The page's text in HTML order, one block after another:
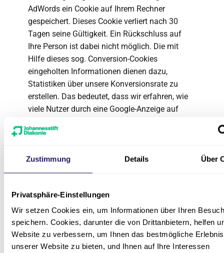
Zustimmung Details Über
Privatsphäre-Einstellungen
Wir setzen Cookies ein, um Informationen über Ihren
speichern. Cookies, darunter die von Drittanbietern, helfen
Website zu verbessern, um Ihnen das bestmögliche
unserer Website zu bieten, und Ihnen auf Ihre Interessen
AdWords ein Cookie auf Ihrem Rechner
gespeichert. Dieses Cookie verliert nach 30
Tagen seine Gültigkeit. Ein Rückschluss auf
Ihre Person ist dabei nicht möglich. Die mit
Hilfe dieses sog. Conversion-Cookies
eingeholten Informationen dienen dazu,
Statistiken über unsere Konversionsrate zu
erstellen. Das bedeutet, dass wir erfahren, wie
viele Nutzer durch eine Google-Anzeige auf
von 30 Tagen ein Produkt erwerben. Wenn Sie
möchten, können Sie Cookies für Conversion-
Tracking deaktivieren, indem Sie in Ihren
von der entsprechenden Domain blockiert
werden: Google AdWords:
googleadservices.com
YouTube und DoubleClick